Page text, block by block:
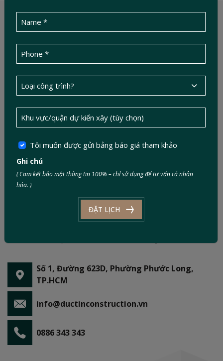
Số 1, Đường 623D, Phường Phước Long,
TP.HCM
info@ductinconstruction.vn
0886 343 343
Tôi muốn được gửi bảng báo giá tham khảo
Ghi chú
( Cam kết bảo mật thông tin 100% – chỉ sử dụng để tư vấn cá nhân
hóa. )
ĐẶT LỊCH